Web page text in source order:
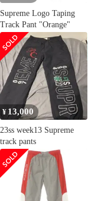
Supreme Logo Taping
Track Pant "Orange"
¥ 13,000
23ss week13 Supreme
track pants